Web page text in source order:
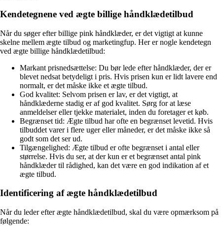
Kendetegnene ved ægte billige håndklædetilbud
Når du søger efter billige pink håndklæder, er det vigtigt at kunne
skelne mellem ægte tilbud og marketingfup. Her er nogle kendetegn
ved ægte billige håndklædetilbud:
Markant prisnedsættelse: Du bør lede efter håndklæder, der er
blevet nedsat betydeligt i pris. Hvis prisen kun er lidt lavere end
normalt, er det måske ikke et ægte tilbud.
God kvalitet: Selvom prisen er lav, er det vigtigt, at
håndklæderne stadig er af god kvalitet. Sørg for at læse
anmeldelser eller tjekke materialet, inden du foretager et køb.
Begrænset tid: Ægte tilbud har ofte en begrænset levetid. Hvis
tilbuddet varer i flere uger eller måneder, er det måske ikke så
godt som det ser ud.
Tilgængelighed: Ægte tilbud er ofte begrænset i antal eller
størrelse. Hvis du ser, at der kun er et begrænset antal pink
håndklæder til rådighed, kan det være en god indikation af et
ægte tilbud.
Identificering af ægte håndklædetilbud
Når du leder efter ægte håndklædetilbud, skal du være opmærksom på
følgende: